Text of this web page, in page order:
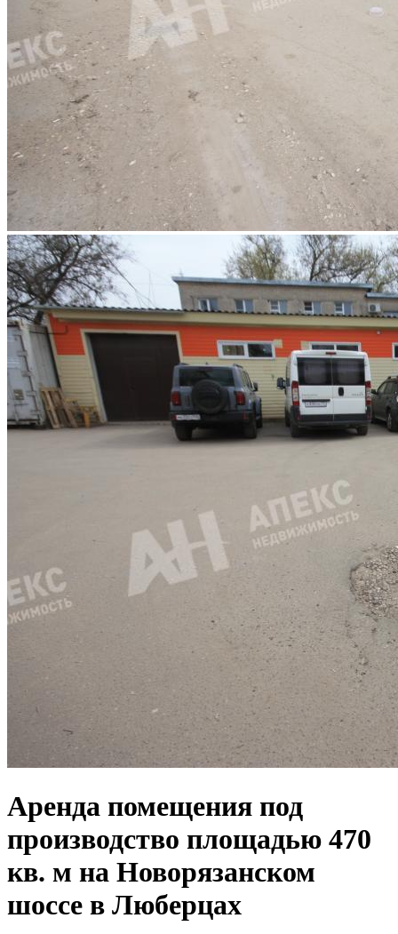
Аренда помещения под
производство площадью 470
кв. м на Новорязанском
шоссе в Люберцах